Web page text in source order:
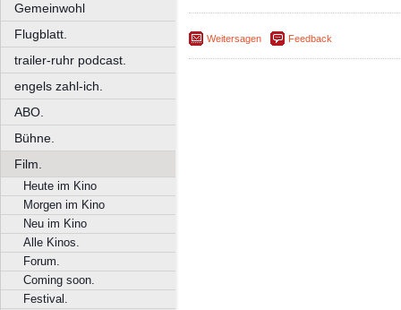
Gemeinwohl
Flugblatt.
trailer-ruhr podcast.
engels zahl-ich.
ABO.
Bühne.
Film.
Heute im Kino
Morgen im Kino
Neu im Kino
Alle Kinos.
Forum.
Coming soon.
Festival.
Weitersagen Feedback